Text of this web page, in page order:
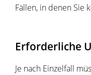
Fällen, in denen Sie
Erforderliche
Je nach Einzelfall